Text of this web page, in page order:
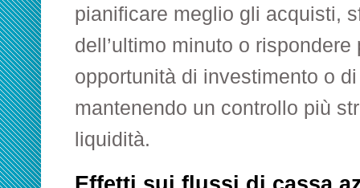
pianificare meglio gli acquisti,
dell’ultimo minuto o rispondere
opportunità di investimento o
mantenendo un controllo più
liquidità.